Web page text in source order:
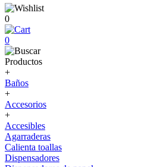
0
0
Productos
+
Baños
+
Accesorios
+
Accesibles
Agarraderas
Calienta toallas
Dispensadores